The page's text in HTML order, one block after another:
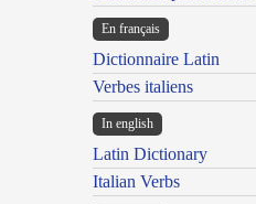
En français
Dictionnaire Latin
Verbes italiens
In english
Latin Dictionary
Italian Verbs